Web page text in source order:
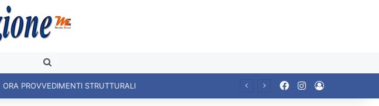
PROVVEDIMENTI STRUTTURALI FacebookInstagram